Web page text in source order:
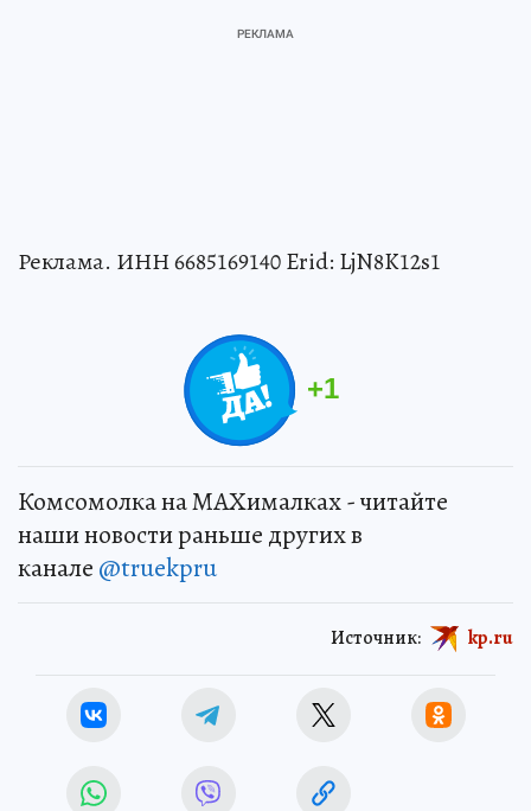
Реклама. ИНН 6685169140 Erid: LjN8K12s1
+1
Комсомолка на MAXималках - читайте
наши новости раньше других в
канале @truekpru
Источник: kp.ru